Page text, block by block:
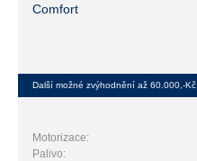
Comfort
Další možné zvýhodnění až 60.000,-Kč
Motorizace:
Palivo: